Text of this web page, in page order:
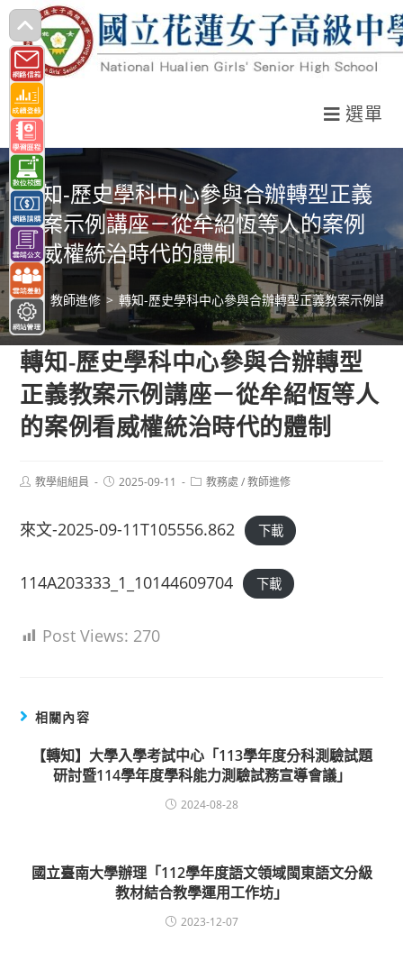
跳
轉
至
主
要
內
容
選單
轉知-歷史學科中心參與合辦轉型正義
教案示例講座－從牟紹恆等人的案例
看威權統治時代的體制
> 教師進修 > 轉知-歷史學科中心參與合辦轉型正義教案示例講
轉知-歷史學科中心參與合辦轉型
正義教案示例講座－從牟紹恆等人
的案例看威權統治時代的體制
Post教學組組員
Post2025-09-11
Post教務處 / 教師進修
來文-2025-09-11T105556.862 下載
114A203333_1_10144609704 下載
Post Views: 270
相關內容
【轉知】大學入學考試中心「113學年度分科測驗試題
研討暨114學年度學科能力測驗試務宣導會議」
2024-08-28
國立臺南大學辦理「112學年度語文領域閩東語文分級
教材結合教學運用工作坊」
2023-12-07